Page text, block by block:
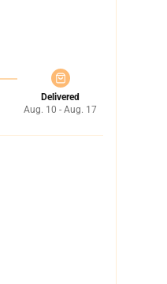
Delivered
Aug. 10 - Aug. 17